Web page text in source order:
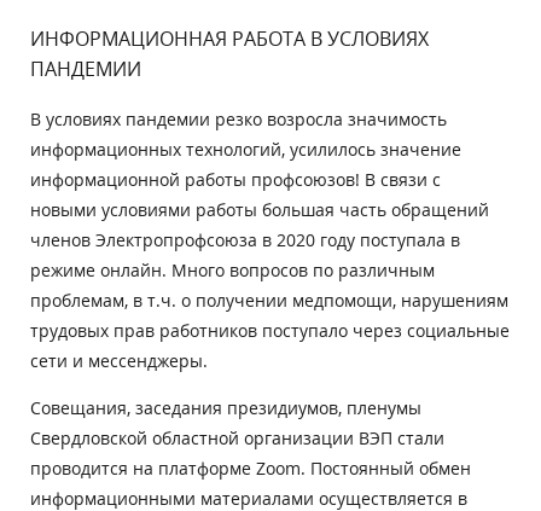
ИНФОРМАЦИОННАЯ РАБОТА В УСЛОВИЯХ
ПАНДЕМИИ
В условиях пандемии резко возросла значимость
информационных технологий, усилилось значение
информационной работы профсоюзов! В связи с
новыми условиями работы большая часть обращений
членов Электропрофсоюза в 2020 году поступала в
режиме онлайн. Много вопросов по различным
проблемам, в т.ч. о получении медпомощи, нарушениям
трудовых прав работников поступало через социальные
сети и мессенджеры.
Совещания, заседания президиумов, пленумы
Свердловской областной организации ВЭП стали
проводится на платформе Zoom. Постоянный обмен
информационными материалами осуществляется в